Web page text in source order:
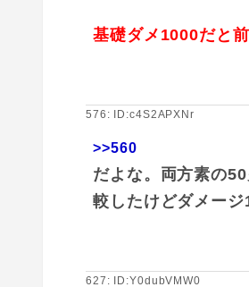
基礎ダメ1000だと
576: ID:c4S2APXNr
>>560
だよな。両方素の
較したけどダメー
627: ID:Y0dubVMW0